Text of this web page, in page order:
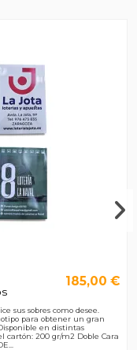
185,00 €
sus sobres como desee.
para obtener un gran
en distintas
cartón: 200 gr/m2 Doble Cara